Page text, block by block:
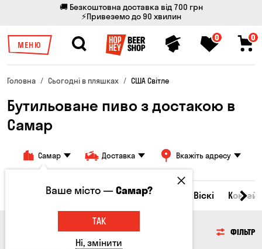
🚚 Безкоштовна доставка від 700 грн
⚡Привеземо до 90 хвилин
МЕНЮ
0 0
Головна Сьогодні в пляшках США Світле
Бутильоване пиво з достакою в
Самар
Самар Доставка Вкажіть адресу
Всі товари Пиво Сидр Віскі
ФІЛЬТР
Ваше місто —Самар?
ТАК
Ні, змінити